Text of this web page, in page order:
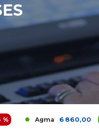
Agma 6 860,00 0 %